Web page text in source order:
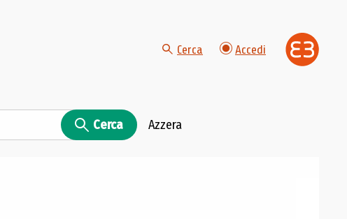
Cerca Accedi
Cerca Azzera